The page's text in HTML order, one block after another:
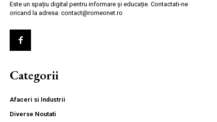
Este un spațiu digital pentru informare și educație. Contactati-ne
oricand la adresa: contact@romeonet.ro
Categorii
Afaceri si Industrii
Diverse Noutati